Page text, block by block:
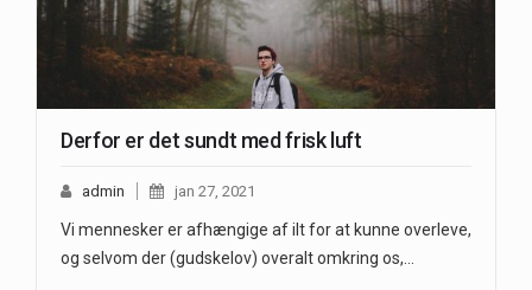
Derfor er det sundt med frisk luft
admin jan 27, 2021
Vi mennesker er afhængige af ilt for at kunne overleve,
og selvom der (gudskelov) overalt omkring os,…